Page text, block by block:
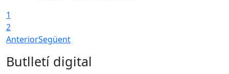
1
2
AnteriorSegüent
Butlletí digital